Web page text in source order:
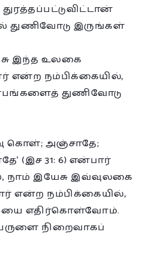
துணிவோடு இருங்கள்
இந்த உலகை
என்ற நம்பிக்கையில்,
துணிவோடு
கொள்; அஞ்சாதே;
(இச 31: 6) என்பார்
இயேசு இவ்வுலகை
என்ற நம்பிக்கையில்,
எதிர்கொள்வோம்.
நிறைவாகப்